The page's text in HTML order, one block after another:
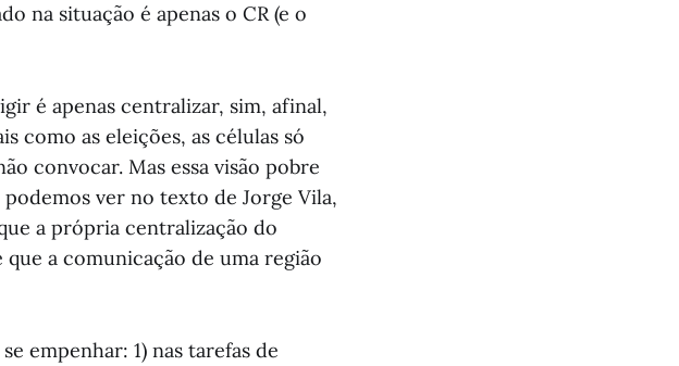
na situação é apenas o CR (e o
é apenas centralizar, sim, afinal,
como as eleições, as células só
convocar. Mas essa visão pobre
ver no texto de Jorge Vila,
a própria centralização do
a comunicação de uma região
empenhar: 1) nas tarefas de